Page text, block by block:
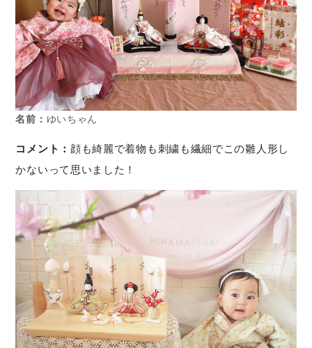
名前： ゆいちゃん
コメント： 顔も綺麗で着物も刺繍も繊細でこの雛人形し
かないって思いました！